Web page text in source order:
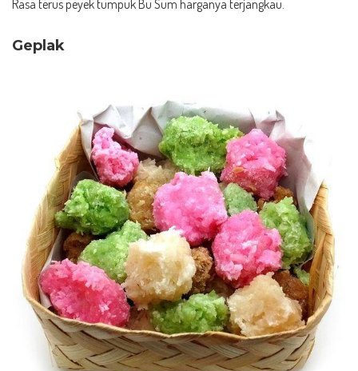
Rasa terus peyek tumpuk Bu Sum harganya terjangkau.
Geplak